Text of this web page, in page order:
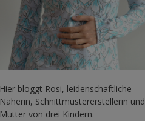
Hier bloggt Rosi, leidenschaftliche
Näherin, Schnittmustererstellerin und
Mutter von drei Kindern.